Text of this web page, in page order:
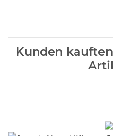
Kunden